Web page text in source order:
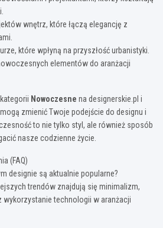
wnętrz, które łączą elegancję z
które wpłyną na przyszłość urbanistyki.
elementów do aranżacji
Nowoczesne na designerskie.pl i
zmienić Twoje podejście do designu i
to nie tylko styl, ale również sposób
nasze codzienne życie.
(FAQ)
designie są aktualnie popularne?
trendów znajdują się minimalizm,
technologii w aranżacji